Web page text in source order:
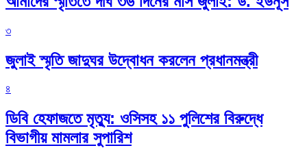
৩
জুলাই স্মৃতি জাদুঘর উদ্বোধন করলেন প্রধানমন্ত্রী
৪
ডিবি হেফাজতে মৃত্যু: ওসিসহ ১১ পুলিশের বিরুদ্ধে
বিভাগীয় মামলার সুপারিশ